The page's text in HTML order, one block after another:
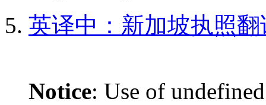
英译中：新加坡执照
Notice: Use of